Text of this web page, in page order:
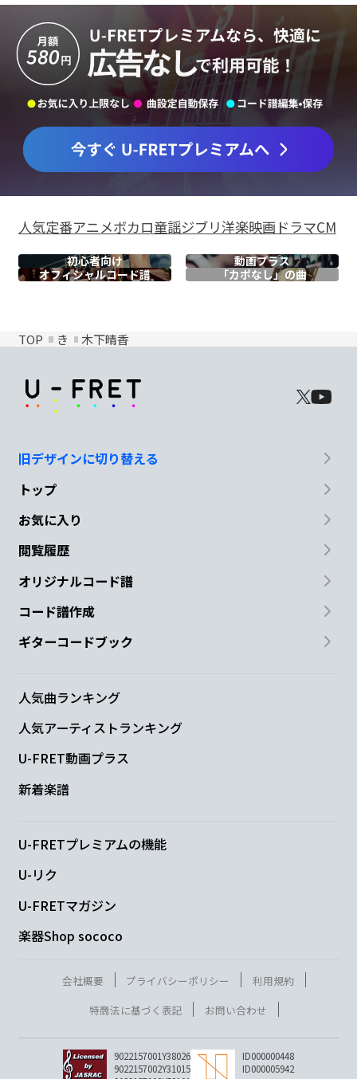
人気定番アニメボカロ童謡ジブリ洋楽映画ドラマCM
初心者向け
動画プラス
オフィシャルコード譜 「カポなし」の曲
TOP き 木下晴香
旧デザインに切り替える
トップ
お気に入り
閲覧履歴
オリジナルコード譜
コード譜作成
ギターコードブック
人気曲ランキング
人気アーティストランキング
U-FRET動画プラス
新着楽譜
U-FRETプレミアムの機能
U-リク
U-FRETマガジン
楽器Shop sococo
会社概要 プライバシーポリシー
利用規約
特商法に基づく表記
お問い合わせ
9022157001Y38026
9022157002Y31015
ID000000448
ID000005942